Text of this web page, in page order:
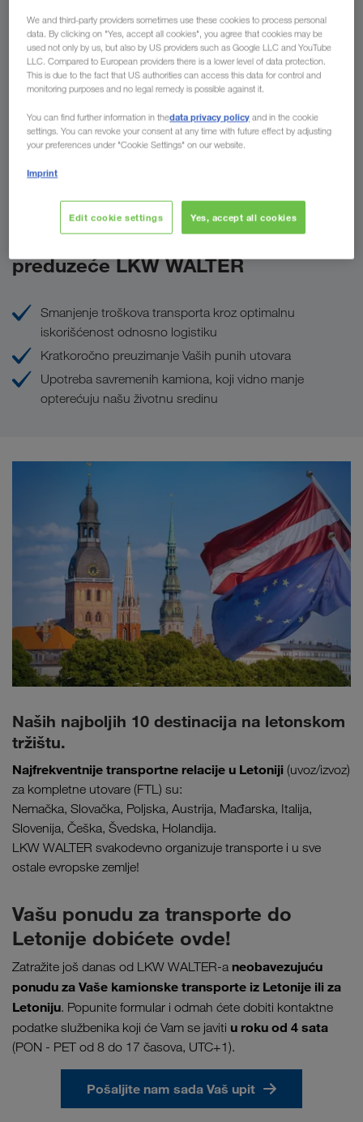
Za
Prednosti koje Vam pruža
preduzeće LKW WALTER
Smanjenje troškova transporta kroz optimalnu
iskorišćenost odnosno logistiku
Kratkoročno preuzimanje Vaših punih utovara
Upotreba savremenih kamiona, koji vidno manje
opterećuju našu životnu sredinu
Naših najboljih 10 destinacija na letonskom
tržištu.
Najfrekventnije transportne relacije u Letoniji (uvoz/izvoz)
za kompletne utovare (FTL) su:
Nemačka, Slovačka, Poljska, Austrija, Mađarska, Italija,
Slovenija, Češka, Švedska, Holandija.
LKW WALTER svakodevno organizuje transporte i u sve
ostale evropske zemlje!
Vašu ponudu za transporte do
Letonije dobićete ovde!
Zatražite još danas od LKW WALTER-a neobavezujuću
ponudu za Vaše kamionske transporte iz Letonije ili za
Letoniju. Popunite formular i odmah ćete dobiti kontaktne
podatke službenika koji će Vam se javiti u roku od 4 sata
(PON - PET od 8 do 17 časova, UTC+1).
Pošaljite nam sada Vaš upit
We and third-party providers sometimes use these cookies to process personal
data. By clicking on "Yes, accept all cookies", you agree that cookies may be
used not only by us, but also by US providers such as Google LLC and YouTube
LLC. Compared to European providers there is a lower level of data protection.
This is due to the fact that US authorities can access this data for control and
monitoring purposes and no legal remedy is possible against it.
You can find further information in thedata privacy policy and in the cookie
settings. You can revoke your consent at any time with future effect by adjusting
your preferences under "Cookie Settings" on our website.
Imprint
Edit cookie settings Yes, accept all cookies